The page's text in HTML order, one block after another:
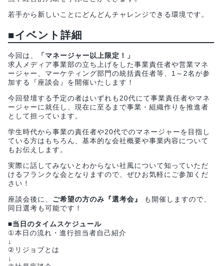
若手から新しいことにどんどんチャレンジできる環境です。
■イベント詳細
今回は、
「マネージャー以上限定！」
求人メディア事業部の立ち上げをした事業責任者や営業マネ
ージャー、マーケティング部門の統括責任者等、1～2名が参
加する『座談会』を開催いたします！
今回登壇する予定の者はいずれも20代にて事業責任者やマネ
ージャーに就任し、現在に至るまで事業・組織作りを推進者
として担っています。
学生時代から事業の責任者や20代でのマネージャーを目指し
ている方はもちろん、基本的な会社概要や事業内容について
もお伝えします。
実際に話してみないとわからない社風について知っていただ
けるフランクな会となりますので、ぜひお気軽にご参加くだ
さい！
座談会後に、 ご希望の方のみ『選考会』
も開催しますので、
同日選考も可能です！
■当日のタイムスケジュール
①本日の流れ・進行担当者自己紹介
↓
②リジョブとは
↓